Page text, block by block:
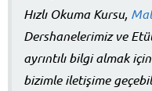
Hızlı Okuma Kursu,
Dershanelerimiz ve
ayrıntılı bilgi almak
bizimle iletişime